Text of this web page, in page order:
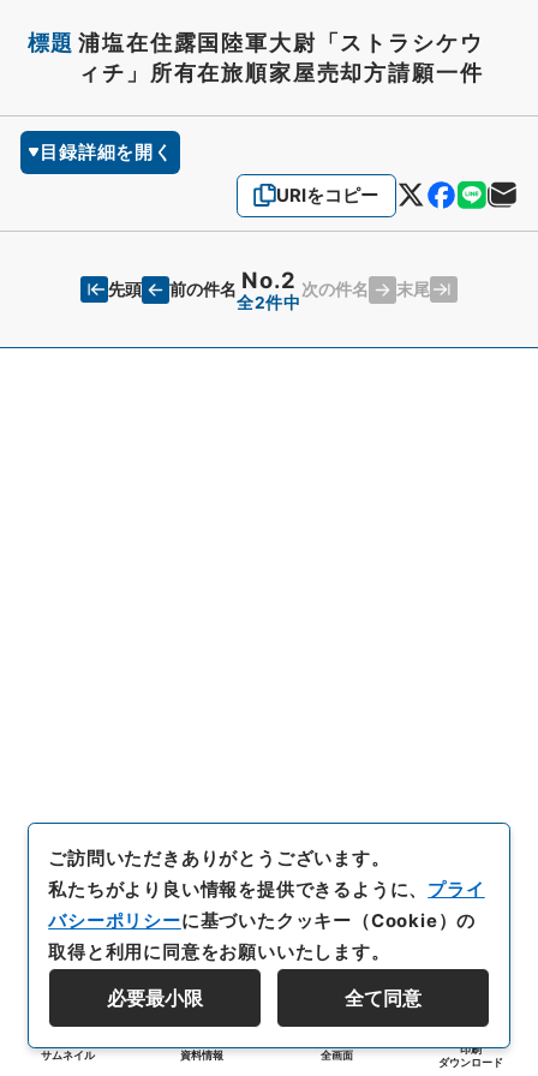
標題 浦塩在住露国陸軍大尉「ストラシケウ
ィチ」所有在旅順家屋売却方請願一件
目録詳細を開く
URIをコピー
先頭 前の件名 No.2
全2件中
次の件名 末尾
サムネイル 資料情報 全画面
印刷
ダウンロード
ご訪問いただきありがとうございます。
私たちがより良い情報を提供できるように、 プライ
バシーポリシーに基づいたクッキー（Cookie）の
取得と利用に同意をお願いいたします。
必要最小限 全て同意